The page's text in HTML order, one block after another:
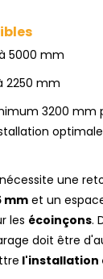
5000 mm
2250 mm
3200 mm
une
mm et un
les écoinçons.
doit être
l'installation